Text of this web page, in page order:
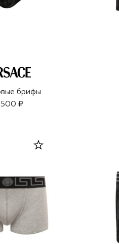
брифы
500 ₽